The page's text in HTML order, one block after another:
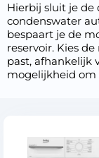
Hierbij sluit je de
condenswater
bespaart je de
reservoir. Kies
past, afhankelijk
mogelijkheid om